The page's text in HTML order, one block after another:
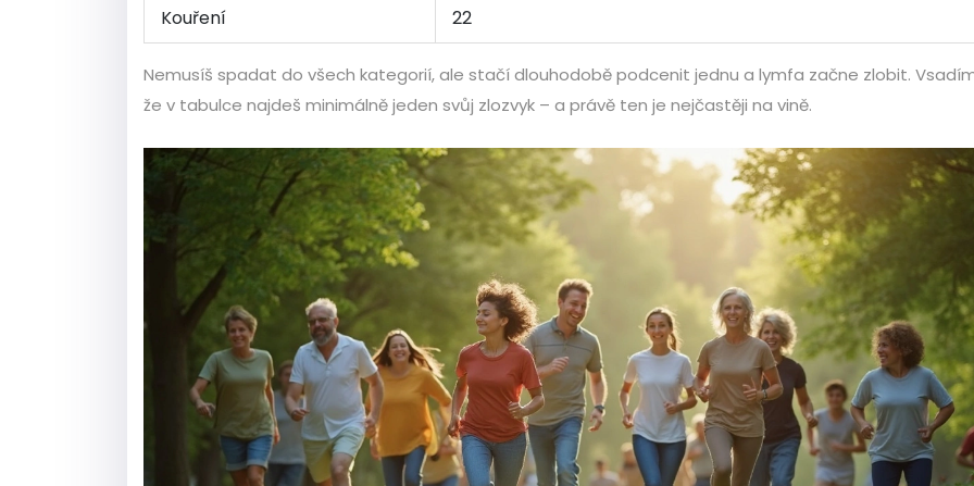
Kouření
22
Nemusíš spadat do všech kategorií, ale stačí dlouhodobě podcenit jednu a lymfa začne zlobit.
že v tabulce najdeš minimálně jeden svůj zlozvyk – a právě ten je nejčastěji na vině.